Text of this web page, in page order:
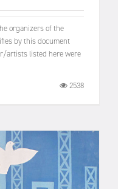
organizers of the
by this document
artists listed here were
2538